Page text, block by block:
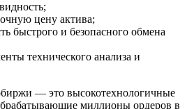
цену актива;
быстрого и безопасного обмена
технического анализа и
— это высокотехнологичные
миллионы ордеров в